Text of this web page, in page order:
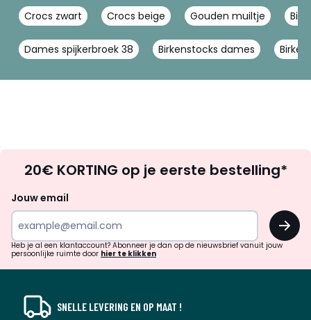
Crocs zwart Crocs beige Gouden muiltje
Dames spijkerbroek 38 Birkenstocks dames
zoek
inspiratie
verrassingen?
20€ KORTING op je eerste bestelling*
Jouw email
OK
Heb je al een klantaccount? Abonneer je dan op de nieuwsbrief vanuit jouw
persoonlijke ruimte door hier te klikken
SNELLE LEVERING EN OP MAAT !